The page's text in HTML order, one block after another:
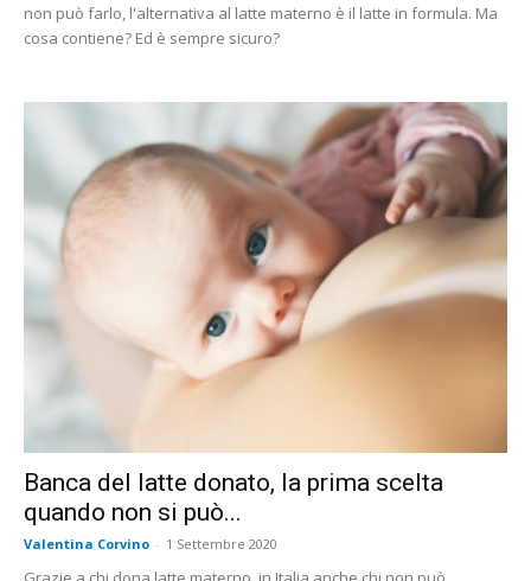
non può farlo, l'alternativa al latte materno è il latte in formula. Ma
cosa contiene? Ed è sempre sicuro?
Banca del latte donato, la prima scelta
quando non si può...
Valentina Corvino - 1 Settembre 2020